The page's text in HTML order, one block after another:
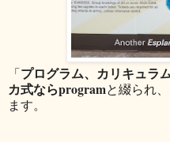
「プログラム、カリキュラ
カ式ならprogramと綴られ、
ます。